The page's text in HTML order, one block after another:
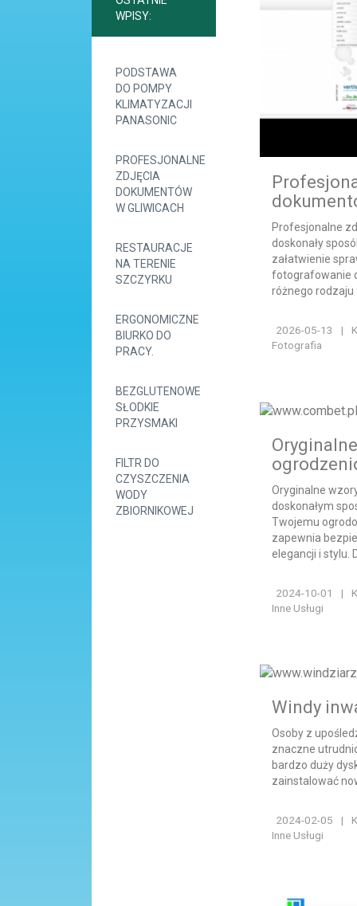
WPISY:
PODSTAWA
DO POMPY
KLIMATYZACJI
PANASONIC
PROFESJONALNE
ZDJĘCIA
DOKUMENTÓW
W GLIWICACH
RESTAURACJE
NA TERENIE
SZCZYRKU
ERGONOMICZNE
BIURKO DO
PRACY.
BEZGLUTENOWE
SŁODKIE
PRZYSMAKI
FILTR DO
CZYSZCZENIA
WODY
ZBIORNIKOWEJ
Profesjonalne
doskonały
załatwienie
fotografowanie
różnego rodzaju
2026-05-13 |
Fotografia
Oryginalne
doskonałym
Twojemu
zapewnia
elegancji i stylu.
2024-10-01 |
Inne Usługi
Windy
Osoby z
znaczne
bardzo duży
zainstalować
2024-02-05 |
Inne Usługi